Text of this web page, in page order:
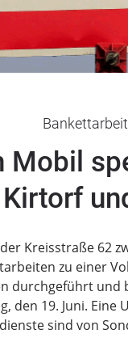
Mobil
Kirtorf
der Kreisstraße 62
zu einer
durchgeführt und
den 19. Juni.
sind von